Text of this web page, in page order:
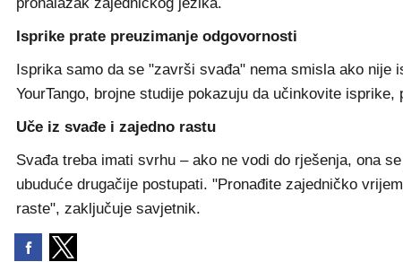
Isprike prate preuzimanje odgovornosti
Isprika samo da se "završi svađa" nema smisla ako nije
YourTango, brojne studije pokazuju da učinkovite
Uče iz svađe i zajedno rastu
Svađa treba imati svrhu – ako ne vodi do rješenja, ona
ubuduće drugačije postupati. "Pronađite zajedničko
raste", zaključuje savjetnik.